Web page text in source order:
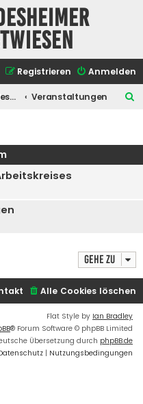
Anmelden
Registrieren
Forum AK Hildesheimer Streuobstwiesen Veranstaltungen
e
Gehe zu
Alle Cookies löschen
Flat Style by Ian Bradley
® Forum Software © phpBB Limited
Übersetzung durch phpBB.de
| Nutzungsbedingungen